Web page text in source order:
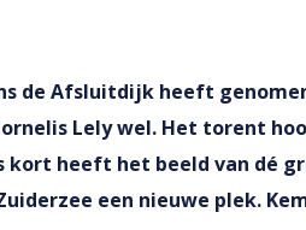
de Afsluitdijk heeft
Lely wel. Het torent
kort heeft het beeld van dé
een nieuwe plek.